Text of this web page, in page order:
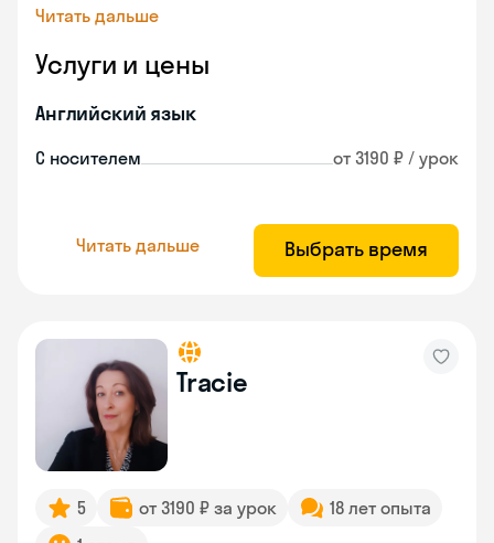
Читать дальше
Услуги и цены
Английский язык
С носителем от 3190 ₽ / урок
Читать дальше Выбрать время
Tracie
5 от 3190 ₽ за урок
18 лет опыта